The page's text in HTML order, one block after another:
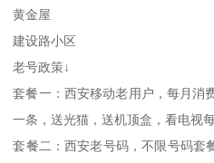
黄金屋
建设路小区
老号政策↓
套餐一：西安移动老用户，每月消
一条，送光猫，送机顶盒，看电视每
套餐二：西安老号码，不限号码套